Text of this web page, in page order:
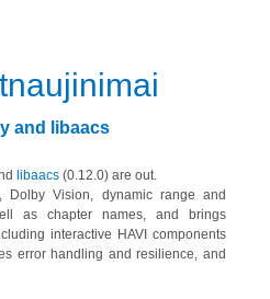
and libaacs
libaacs (0.12.0) are out.
Dolby Vision, dynamic range and
as chapter names, and brings
interactive HAVI components
error handling and resilience, and